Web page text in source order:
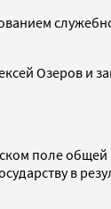
Озеров и
поле
в